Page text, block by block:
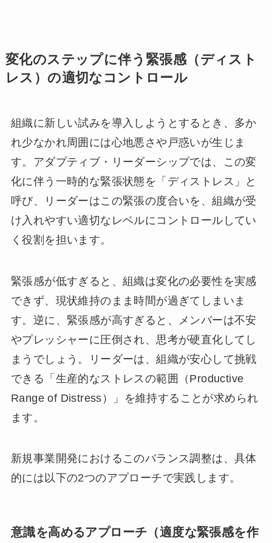
変化のステップに伴う緊張感（ディスト
レス）の適切なコントロール
組織に新しい試みを導入しようとするとき、多か
れ少なかれ周囲には心地悪さや戸惑いが生じま
す。アダプティブ・リーダーシップでは、この変
化に伴う一時的な緊張状態を「ディストレス」と
呼び、リーダーはこの緊張の度合いを、組織が受
け入れやすい適切なレベルにコントロールしてい
く役割を担います。
緊張感が低すぎると、組織は変化の必要性を実感
できず、現状維持のまま時間が過ぎてしまいま
す。逆に、緊張感が高すぎると、メンバーは不安
やプレッシャーに圧倒され、思考が硬直化してし
まうでしょう。リーダーは、組織が安心して挑戦
できる「生産的なストレスの範囲（Productive
Range of Distress）」を維持することが求められ
ます。
新規事業開発におけるこのバランス調整は、具体
的には以下の2つのアプローチで実践します。
意識を高めるアプローチ（適度な緊張感を作